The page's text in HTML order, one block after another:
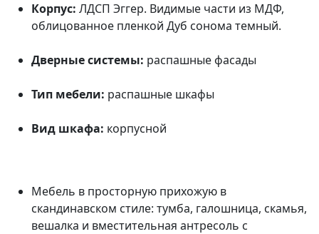
Корпус: ЛДСП Эггер. Видимые части из МДФ,
облицованное пленкой Дуб сонома темный.
Дверные системы: распашные фасады
Тип мебели: распашные шкафы
Вид шкафа: корпусной
Мебель в просторную прихожую в
скандинавском стиле: тумба, галошница, скамья,
вешалка и вместительная антресоль с